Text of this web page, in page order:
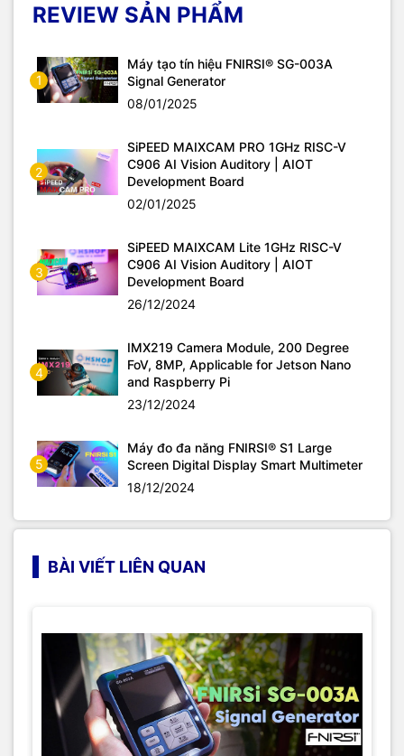
REVIEW SẢN PHẨM
1
Máy tạo tín hiệu FNIRSI® SG-003A
Signal Generator
08/01/2025
2
SiPEED MAIXCAM PRO 1GHz RISC-V
C906 AI Vision Auditory | AIOT
Development Board
02/01/2025
3
SiPEED MAIXCAM Lite 1GHz RISC-V
C906 AI Vision Auditory | AIOT
Development Board
26/12/2024
4
IMX219 Camera Module, 200 Degree
FoV, 8MP, Applicable for Jetson Nano
and Raspberry Pi
23/12/2024
5
Máy đo đa năng FNIRSI® S1 Large
Screen Digital Display Smart Multimeter
18/12/2024
BÀI VIẾT LIÊN QUAN